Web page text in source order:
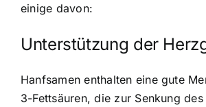
einige davon:
Unterstützung der
Hanfsamen enthalten eine gute
3-Fettsäuren, die zur Senkung des